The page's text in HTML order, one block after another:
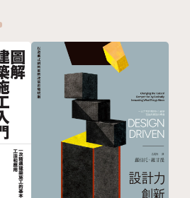
錄！
築設計策略！讓每個建築基地
築專書＝豐富的案例圖片＋插畫
設計策略大公開：從台灣EEWH
權國小，到台灣EEWH鑽石級&
證的成大孫運璿綠建築研究大
金的辦公室，全都收錄！